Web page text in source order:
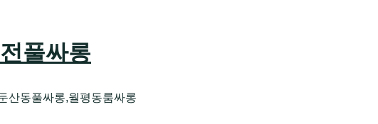
풀싸롱
산동풀싸롱,월평동룸싸롱